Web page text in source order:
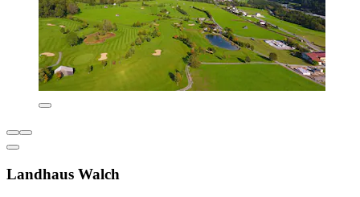
Landhaus Walch